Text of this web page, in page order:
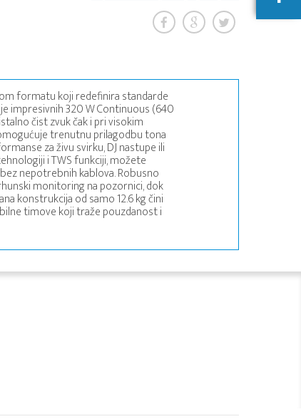
formatu koji redefinira standarde
impresivnih 320 W Continuous (640
čist zvuk čak i pri visokim
trenutnu prilagodbu tona
za živu svirku, DJ nastupe ili
i TWS funkciji, možete
nepotrebnih kablova. Robusno
monitoring na pozornici, dok
konstrukcija od samo 12.6 kg čini
timove koji traže pouzdanost i